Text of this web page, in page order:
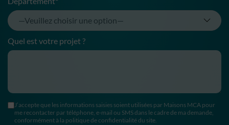
Quel est votre projet ?
J’accepte que les informations saisies soient utilisées par Maisons MCA pour
me recontacter par téléphone, e-mail ou SMS dans le cadre de ma demande,
conformément à la politique de confidentialité du site.